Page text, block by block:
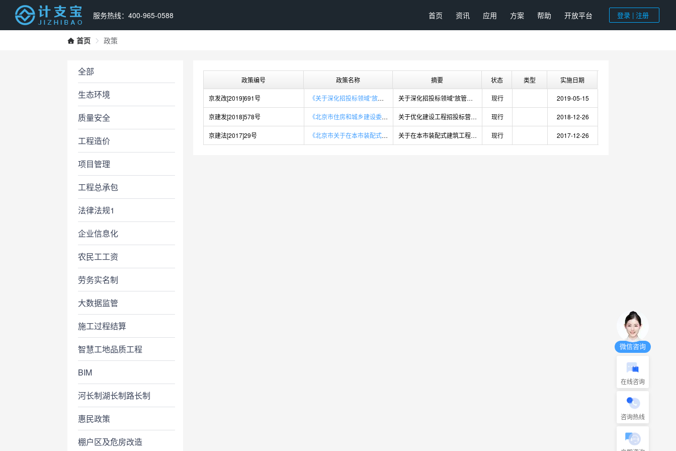
服务热线：400-965-0588 首页 资讯 应用 方案 帮助 开放平台 登录 | 注册
首页 政策
全部
生态环境
质量安全
工程造价
项目管理
工程总承包
法律法规1
企业信息化
农民工工资
劳务实名制
大数据监管
施工过程结算
智慧工地品质工程
BIM
河长制湖长制路长制
惠民政策
棚户区及危房改造
政策编号 政策名称 摘要 状态 类型 实施日期
京发改[2019]691号 《关于深化招投标领域“放管服”改革优化营商环境的通知》 关于深化招投标领域“放管服”改革优化营商环境的通知 现行 2019-05-15
京建发[2018]578号 《北京市住房和城乡建设委员会关于优化建设工程招投标营商环境有关问题的通知》 关于优化建设工程招投标营商环境有关问题的通知 现行 2018-12-26
京建法[2017]29号 《北京市关于在本市装配式建筑工程中实行工程总承包招投标的若干规定(试行)》的通知》 关于在本市装配式建筑工程中实行工程总承包招投标的若干规定(试行)》的通知 现行 2017-12-26
微信咨询
在线咨询
咨询热线